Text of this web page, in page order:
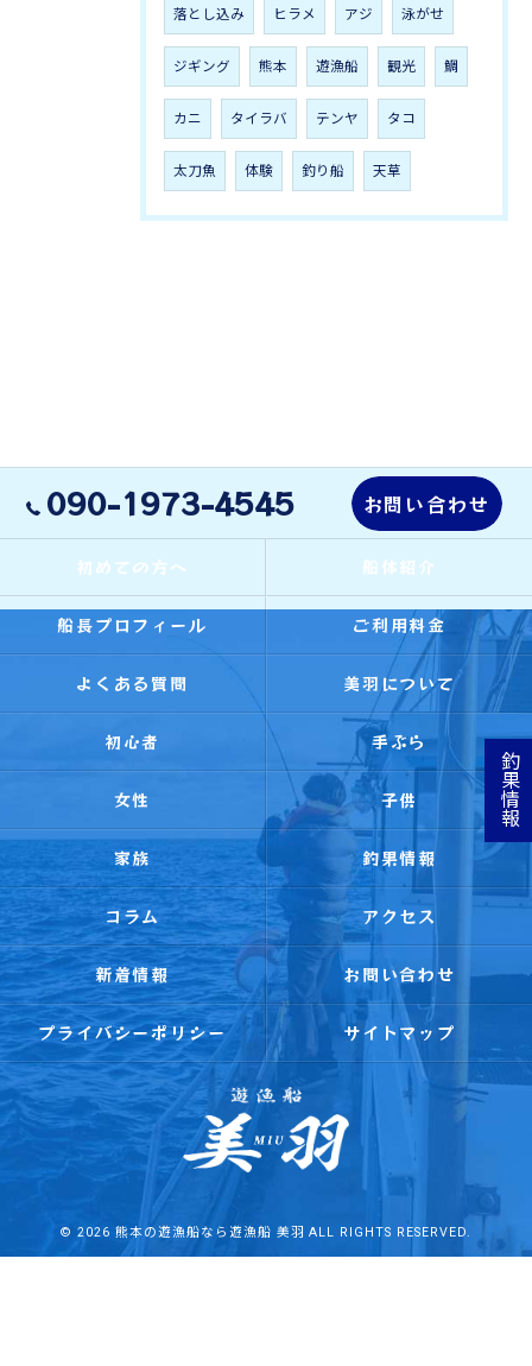
落とし込み ヒラメ アジ 泳がせ
ジギング 熊本 遊漁船 観光 鯛
カニ タイラバ テンヤ タコ
太刀魚 体験 釣り船 天草
釣果情報
090-1973-4545 お問い合わせ
初めての方へ 船体紹介
船長プロフィール ご利用料金
よくある質問 美羽について
初心者 手ぶら
女性 子供
家族 釣果情報
コラム アクセス
新着情報 お問い合わせ
プライバシーポリシー サイトマップ
© 2026 熊本の遊漁船なら遊漁船 美羽 ALL RIGHTS RESERVED.